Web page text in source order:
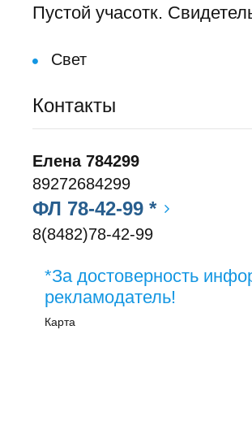
Пустой учасотк.
Свет
Контакты
Елена 784299
89272684299
ФЛ 78-42-99 *
8(8482)78-42-99
*За достоверность
рекламодатель!
Карта